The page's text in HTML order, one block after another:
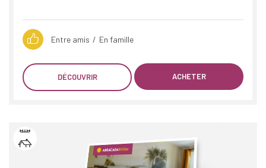
Entre amis En famille
DÉCOUVRIR ACHETER